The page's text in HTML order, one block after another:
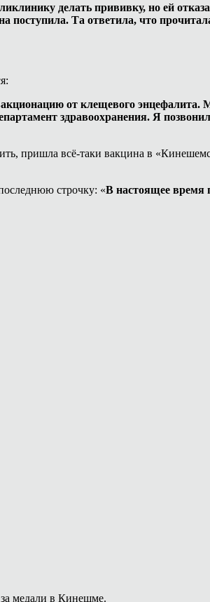
делать прививку, но ей
поступила. Та ответила, что
от клещевого энцефалита.
здравоохранения. Я
пришла всё-таки вакцина в
строчку: «В настоящее время
медали в Кинешме.